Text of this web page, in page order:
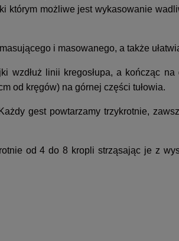
którym możliwe jest wykasowanie
i masowanego, a także
wzdłuż linii kregosłupa, a kończąc
od kręgów) na górnej części tułowia.
gest powtarzamy trzykrotnie,
od 4 do 8 kropli strząsając je z